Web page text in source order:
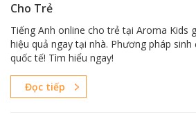
Cho Trẻ
Tiếng Anh online cho trẻ tại Aroma Kids
hiệu quả ngay tại nhà. Phương pháp
quốc tế! Tìm hiểu ngay!
Đọc tiếp